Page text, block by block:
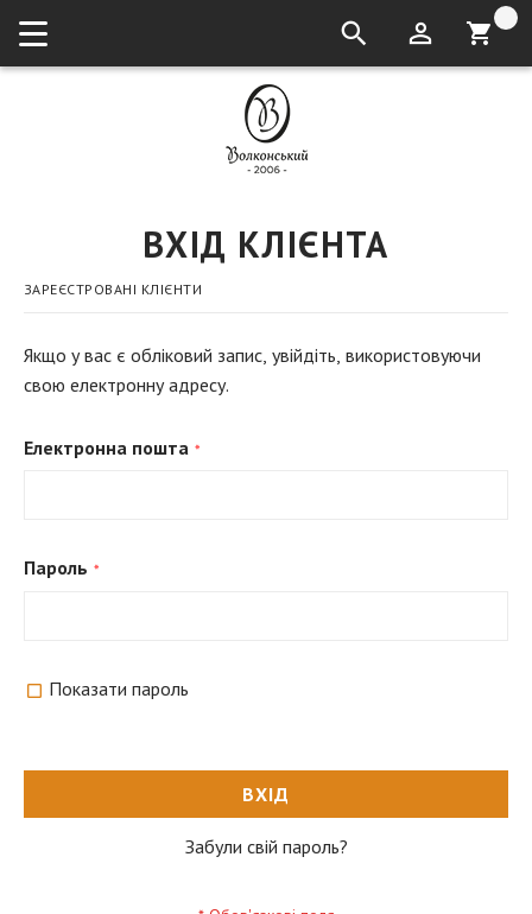
кошик:
ВХІД КЛІЄНТА
ЗАРЕЄСТРОВАНІ КЛІЄНТИ
Якщо у вас є обліковий запис, увійдіть, використовуючи
свою електронну адресу.
Електронна пошта
Пароль
Показати пароль
ВХІД
Забули свій пароль?